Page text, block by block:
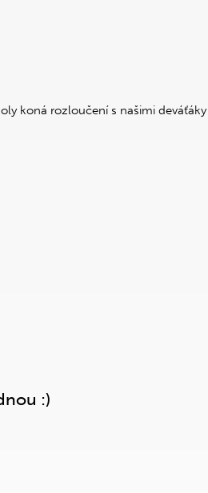
koná rozloučení s našimi deváťáky
:)